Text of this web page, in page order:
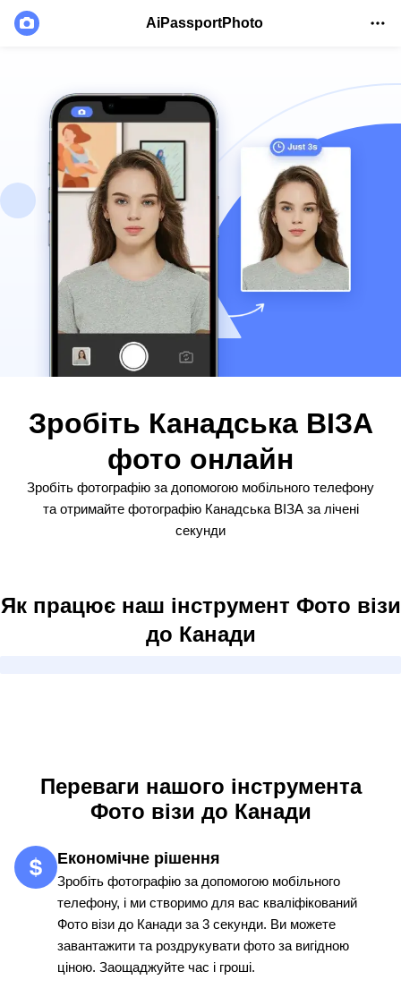
AiPassportPhoto
Зробіть Канадська ВІЗА
фото онлайн
Зробіть фотографію за допомогою мобільного телефону
та отримайте фотографію Канадська ВІЗА за лічені
секунди
Як працює наш інструмент Фото візи
до Канади
Переваги нашого інструмента
Фото візи до Канади
Економічне рішення
Зробіть фотографію за допомогою мобільного
телефону, і ми створимо для вас кваліфікований
Фото візи до Канади за 3 секунди. Ви можете
завантажити та роздрукувати фото за вигідною
ціною. Заощаджуйте час і гроші.